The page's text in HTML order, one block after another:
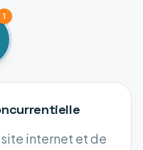
1
internet et de